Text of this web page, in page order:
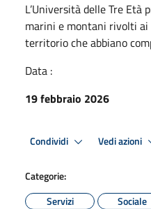
L’Università delle Tre Età
marini e montani rivolti
territorio che abbiano
Data :
19 febbraio 2026
Condividi Vedi azioni
Categorie:
Servizi
Sociale